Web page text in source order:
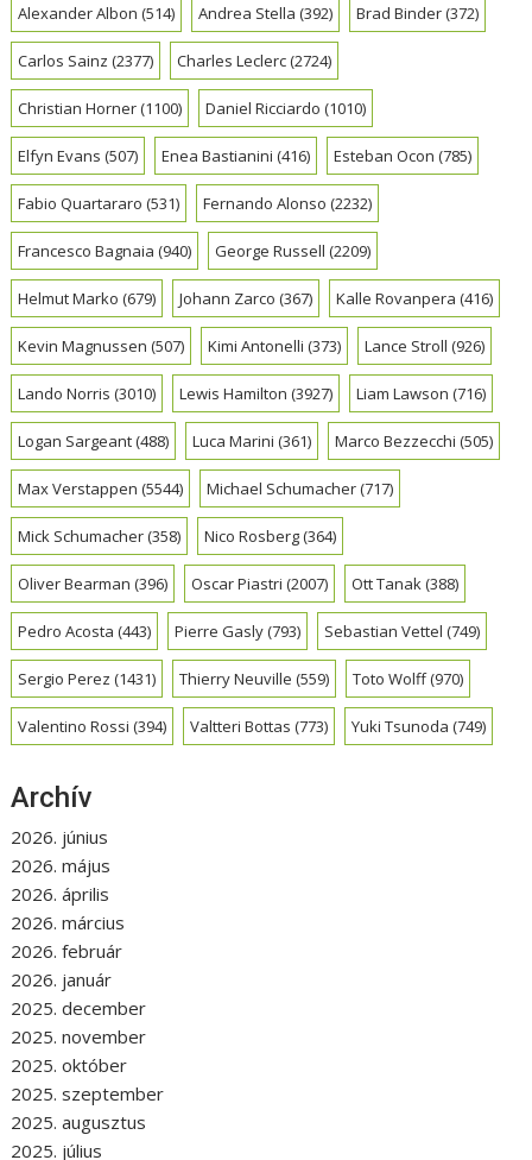
Alexander Albon (514) Andrea Stella (392) Brad Binder(372)
Carlos Sainz (2377) Charles Leclerc(2724)
Christian Horner(1100) Daniel Ricciardo (1010)
Elfyn Evans (507) Enea Bastianini (416) Esteban Ocon (785)
Fabio Quartararo (531) Fernando Alonso (2232)
Francesco Bagnaia (940) George Russell (2209)
Helmut Marko (679) Johann Zarco (367) Kalle Rovanpera (416)
Kevin Magnussen (507) Kimi Antonelli (373) Lance Stroll (926)
Lando Norris (3010) Lewis Hamilton (3927) Liam Lawson (716)
Logan Sargeant(488) Luca Marini (361) Marco Bezzecchi (505)
Max Verstappen (5544) Michael Schumacher(717)
Mick Schumacher(358) Nico Rosberg(364)
Oliver Bearman (396) Oscar Piastri (2007) Ott Tanak(388)
Pedro Acosta (443) Pierre Gasly(793) Sebastian Vettel (749)
Sergio Perez (1431) Thierry Neuville (559) Toto Wolff(970)
Valentino Rossi (394) Valtteri Bottas (773) Yuki Tsunoda (749)
Archív
2026. június
2026. május
2026. április
2026. március
2026. február
2026. január
2025. december
2025. november
2025. október
2025. szeptember
2025. augusztus
2025. július